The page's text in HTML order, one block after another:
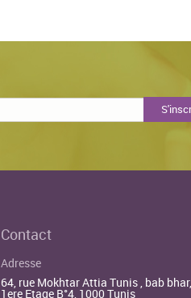
Contact
Adresse
64, rue Mokhtar Attia Tunis , bab bhar,
1ere Etage B°4, 1000 Tunis